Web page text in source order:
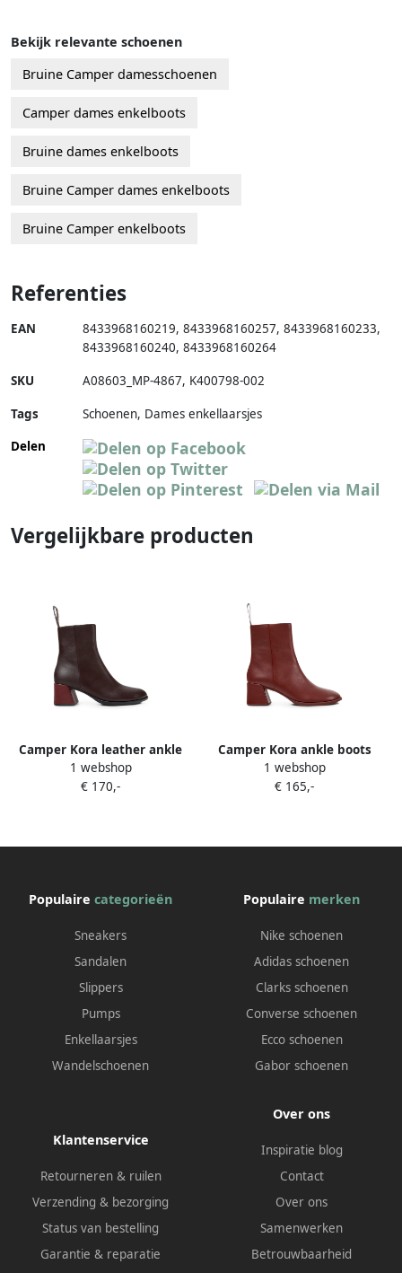
Bekijk relevante schoenen
Bruine Camper damesschoenen
Camper dames enkelboots
Bruine dames enkelboots
Bruine Camper dames enkelboots
Bruine Camper enkelboots
Referenties
EAN 8433968160219, 8433968160257, 8433968160233,
8433968160240, 8433968160264
SKU A08603_MP-4867, K400798-002
Tags
Schoenen, Dames enkellaarsjes
Delen
Vergelijkbare producten
Camper Kora leather ankle
boots Bruin
1 webshop
€ 170,-
Camper Kora ankle boots
Rood
1 webshop
€ 165,-
Populaire categorieën
Sneakers
Sandalen
Slippers
Pumps
Enkellaarsjes
Wandelschoenen
Populaire merken
Nike schoenen
Adidas schoenen
Clarks schoenen
Converse schoenen
Ecco schoenen
Gabor schoenen
Klantenservice
Retourneren & ruilen
Verzending & bezorging
Status van bestelling
Garantie & reparatie
Over ons
Inspiratie blog
Contact
Over ons
Samenwerken
Betrouwbaarheid